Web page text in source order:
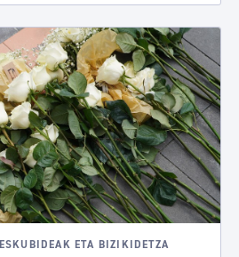
ETA BIZIKIDETZA